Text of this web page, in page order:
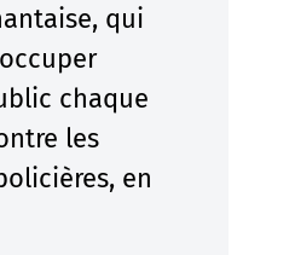
qui
chaque
les
en